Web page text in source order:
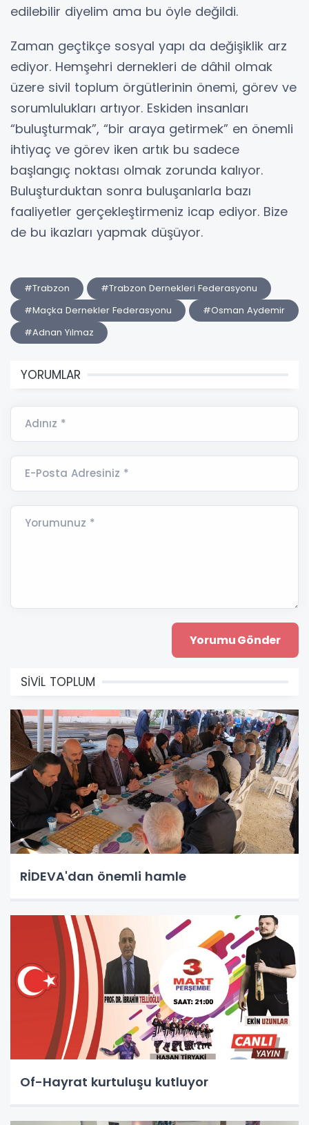
edilebilir diyelim ama bu öyle değildi.
Zaman geçtikçe sosyal yapı da değişiklik arz
ediyor. Hemşehri dernekleri de dâhil olmak
üzere sivil toplum örgütlerinin önemi, görev ve
sorumlulukları artıyor. Eskiden insanları
“buluşturmak”, “bir araya getirmek” en önemli
ihtiyaç ve görev iken artık bu sadece
başlangıç noktası olmak zorunda kalıyor.
Buluşturduktan sonra buluşanlarla bazı
faaliyetler gerçekleştirmeniz icap ediyor. Bize
de bu ikazları yapmak düşüyor.
#Trabzon
#Trabzon Dernekleri Federasyonu
#Maçka Dernekler Federasyonu
#Osman Aydemir
#Adnan Yılmaz
YORUMLAR
Adınız *
E-Posta Adresiniz *
Yorumunuz *
SİVİL TOPLUM
RİDEVA'dan önemli hamle
Of-Hayrat kurtuluşu kutluyor